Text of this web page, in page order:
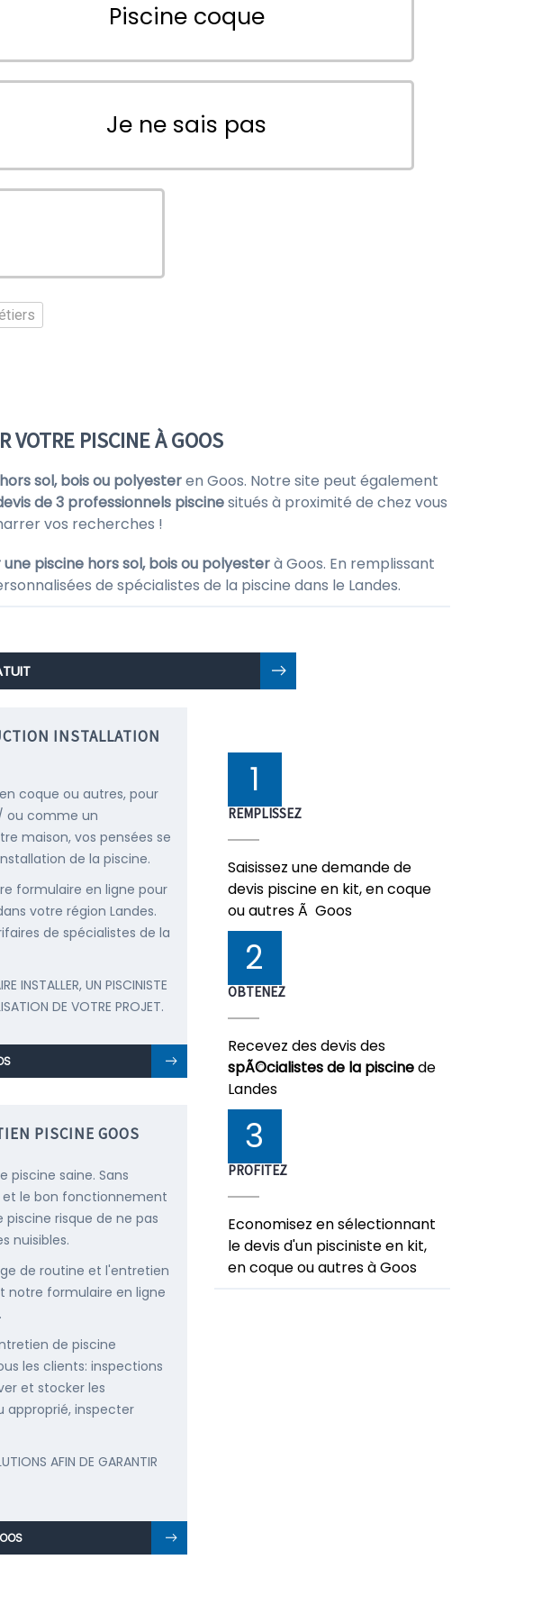
Piscine coque
Je ne sais pas
VOTRE PISCINE À GOOS
sol, bois ou polyesteren Goos. Notre site peut également
de 3 professionnels piscinesitués à proximité de chez vous
vos recherches !
piscine hors sol, bois ou polyesterà Goos. En remplissant
de spécialistes de la piscine dans le Landes.
INSTALLATION
coque ou autres, pour
ou comme un
maison, vos pensées se
de la piscine.
formulaire en ligne pour
votre région Landes.
de spécialistes de la
INSTALLER, UN PISCINISTE
DE VOTRE PROJET.
PISCINE GOOS
saine. Sans
et le bon fonctionnement
risque de ne pas
nuisibles.
de routine et l'entretien
notre formulaire en ligne
de piscine
les clients: inspections
et stocker les
approprié, inspecter
AFIN DE GARANTIR
1
REMPLISSEZ
Saisissez une demande de
devis piscine en kit, en coque
ou autres Ã Goos
2
OBTENEZ
Recevez des devis des
spÃ©cialistes de la piscinede
Landes
3
PROFITEZ
Economisez en sélectionnant
le devis d'un pisciniste en kit,
en coque ou autres à Goos